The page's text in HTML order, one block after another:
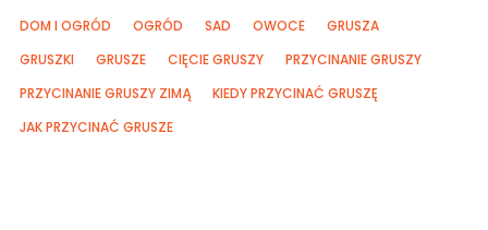
DOM I OGRÓD OGRÓD SAD OWOCE
GRUSZA
GRUSZKI
GRUSZE CIĘCIE GRUSZY
PRZYCINANIE GRUSZY
PRZYCINANIE GRUSZY ZIMĄ
KIEDY PRZYCINAĆ GRUSZĘ
JAK PRZYCINAĆ GRUSZE